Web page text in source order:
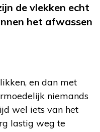
de vlekken echt
het afwassen
en dan met
niemands
wel iets van het
lastig weg te